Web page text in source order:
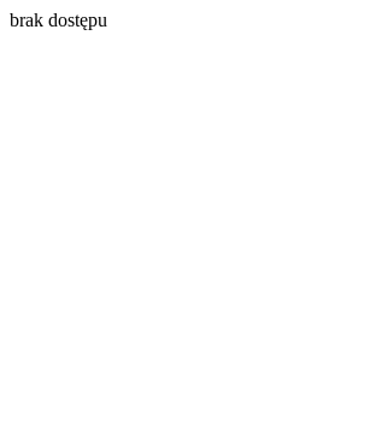
brak dostępu